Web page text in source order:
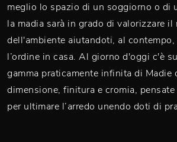
meglio lo spazio di un soggiorno o di
la madia sarà in grado di valorizzare il
dell'ambiente aiutandoti, al contempo,
l’ordine in casa. Al giorno d'oggi c'è
gamma praticamente infinita di Madie
dimensione, finitura e cromia,
per ultimare l’arredo unendo doti di